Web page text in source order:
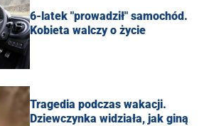
6-latek "prowadził" samochód.
Kobieta walczy o życie
Tragedia podczas wakacji.
Dziewczynka widziała, jak giną